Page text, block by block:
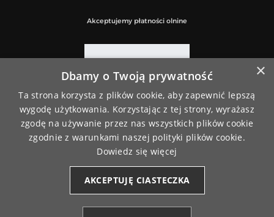
Akceptujemy płatności olnine
×
Dbamy o Twoją prywatność
Ta strona korzysta z plików cookie, aby zapewnić lepszą
wygodę użytkowania. Korzystając z tej strony, wyrażasz
zgodę na używanie przez nas wszystkich plików cookie
zgodnie z warunkami naszej polityki plików cookie.
Dowiedz się więcej
AKCEPTUJĘ CIASTECZKA